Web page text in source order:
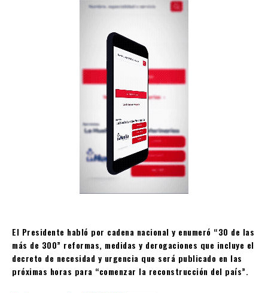
El Presidente habló por cadena nacional y enumeró “30 de las
más de 300” reformas, medidas y derogaciones que incluye el
decreto de necesidad y urgencia que será publicado en las
próximas horas para “comenzar la reconstrucción del país”.